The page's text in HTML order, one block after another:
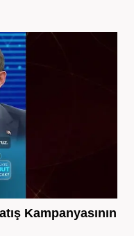
Kampanyasının